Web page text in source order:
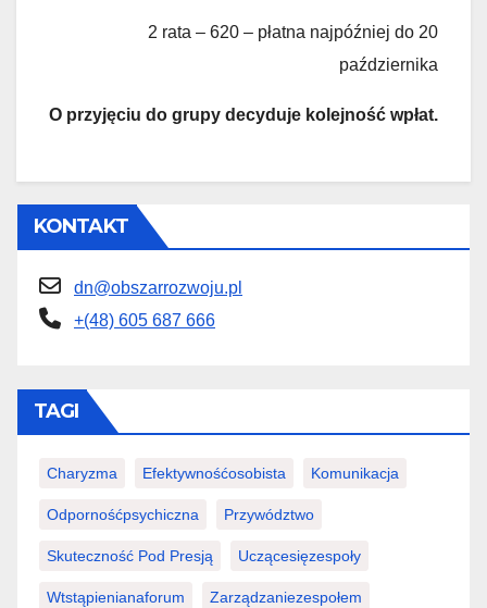
2 rata – 620 – płatna najpóźniej do 20
października
O przyjęciu do grupy decyduje kolejność wpłat.
KONTAKT
dn@obszarrozwoju.pl
+(48) 605 687 666
TAGI
Charyzma Efektywnośćosobista Komunikacja
Odpornośćpsychiczna Przywództwo
Skuteczność Pod Presją Uczącesięzespoły
Wtstąpienianaforum Zarządzaniezespołem